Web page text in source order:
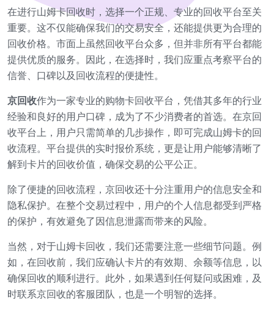
在进行山姆卡回收时，选择一个正规、专业的回收平台至关
重要。这不仅能确保我们的交易安全，还能提供更为合理的
回收价格。市面上虽然回收平台众多，但并非所有平台都能
提供优质的服务。因此，在选择时，我们应重点考察平台的
信誉、口碑以及回收流程的便捷性。
京回收作为一家专业的购物卡回收平台，凭借其多年的行业
经验和良好的用户口碑，成为了不少消费者的首选。在京回
收平台上，用户只需简单的几步操作，即可完成山姆卡的回
收流程。平台提供的实时报价系统，更是让用户能够清晰了
解到卡片的回收价值，确保交易的公平公正。
除了便捷的回收流程，京回收还十分注重用户的信息安全和
隐私保护。在整个交易过程中，用户的个人信息都受到严格
的保护，有效避免了因信息泄露而带来的风险。
当然，对于山姆卡回收，我们还需要注意一些细节问题。例
如，在回收前，我们应确认卡片的有效期、余额等信息，以
确保回收的顺利进行。此外，如果遇到任何疑问或困难，及
时联系京回收的客服团队，也是一个明智的选择。